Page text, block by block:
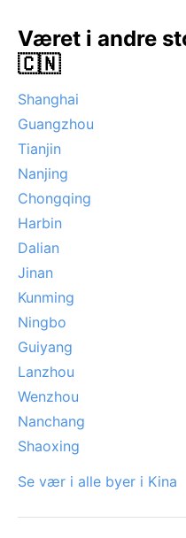
strøk. Klimaet gjør Bijie til
året rundt.
Været i andre
🇨🇳
Shanghai
Guangzhou
Tianjin
Nanjing
Chongqing
Harbin
Dalian
Jinan
Kunming
Ningbo
Guiyang
Lanzhou
Wenzhou
Nanchang
Shaoxing
Se vær i alle byer i Kina